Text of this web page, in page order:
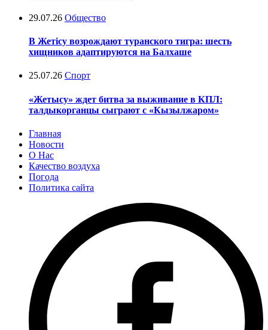
29.07.26 Общество
В Жетісу возрождают туранского тигра: шесть
хищников адаптируются на Балхаше
25.07.26 Спорт
«Жетысу» ждет битва за выживание в КПЛ:
талдыкорганцы сыграют с «Кызылжаром»
Главная
Новости
О Нас
Качество воздуха
Погода
Политика сайта